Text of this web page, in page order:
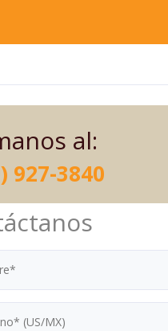
al:
927-3840